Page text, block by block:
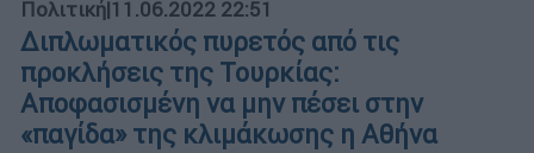
Πολιτική|11.06.2022 22:51
Διπλωματικός πυρετός από τις
προκλήσεις της Τουρκίας:
Αποφασισμένη να μην πέσει στην
«παγίδα» της κλιμάκωσης η Αθήνα